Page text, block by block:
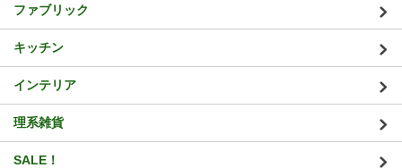
ファブリック
キッチン
インテリア
理系雑貨
SALE！